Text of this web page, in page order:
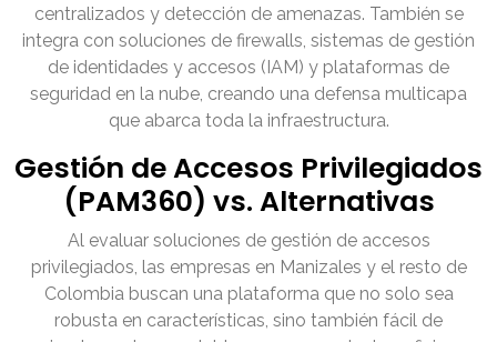
centralizados y detección de amenazas. También se
integra con soluciones de firewalls, sistemas de gestión
de identidades y accesos (IAM) y plataformas de
seguridad en la nube, creando una defensa multicapa
que abarca toda la infraestructura.
Gestión de Accesos Privilegiados
(PAM360) vs. Alternativas
Al evaluar soluciones de gestión de accesos
privilegiados, las empresas en Manizales y el resto de
Colombia buscan una plataforma que no solo sea
robusta en características, sino también fácil de